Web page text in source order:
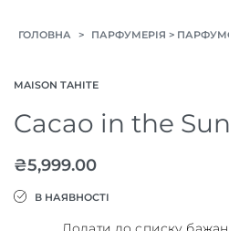
ГОЛОВНА > ПАРФУМЕРІЯ >
MAISON TAHITE
Cacao in the Sun
₴5,999.00
В НАЯВНОСТІ